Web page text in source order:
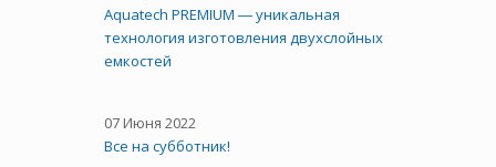
Aquatech PREMIUM ― уникальная
технология изготовления двухслойных
емкостей
07 Июня 2022
Все на субботник!